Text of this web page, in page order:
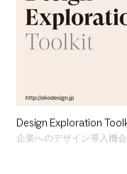
Design Exploration
企業へのデザイン導入機